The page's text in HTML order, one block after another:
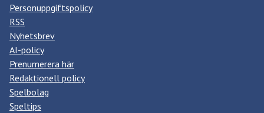
Personuppgiftspolicy
RSS
Nyhetsbrev
AI-policy
Prenumerera här
Redaktionell policy
Spelbolag
Speltips